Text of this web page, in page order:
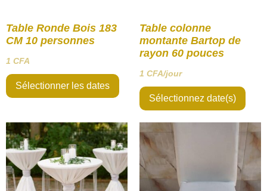
Table Ronde Bois 183
CM 10 personnes
1 CFA
Sélectionner les dates
Table colonne
montante Bartop de
rayon 60 pouces
1 CFA/jour
Sélectionnez date(s)